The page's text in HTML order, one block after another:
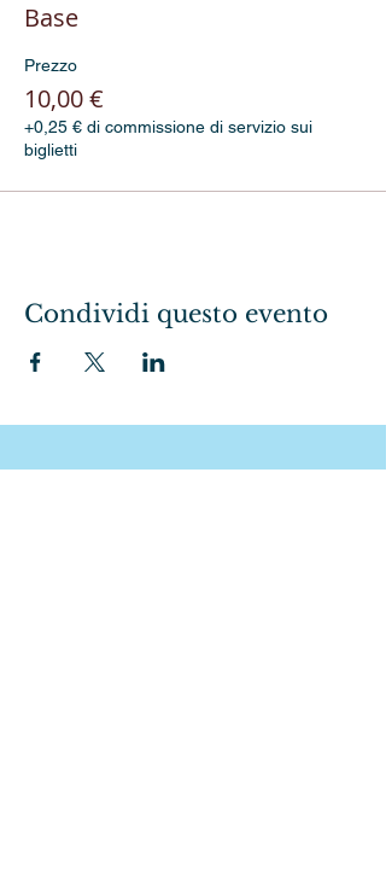
Base
Prezzo
10,00 €
+0,25 € di commissione di servizio sui
biglietti
Condividi questo evento